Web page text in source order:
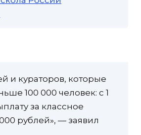
и кураторов, которые
100 000 человек: с 1
за классное
рублей», — заявил